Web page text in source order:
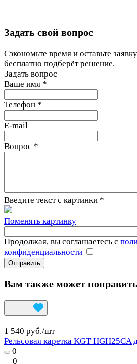
Задать свой вопрос
Сэкономьте время и оставьте
бесплатно подберёт решение.
Задать вопрос
Ваше имя *
Телефон *
E-mail
Вопрос *
Введите текст с картинки *
Поменять картинку
Продолжая, вы соглашаетесь с
конфиденциальности
Вам также может
1 540 руб./шт
Рельсовая каретка KGT HGH25CA
0
0